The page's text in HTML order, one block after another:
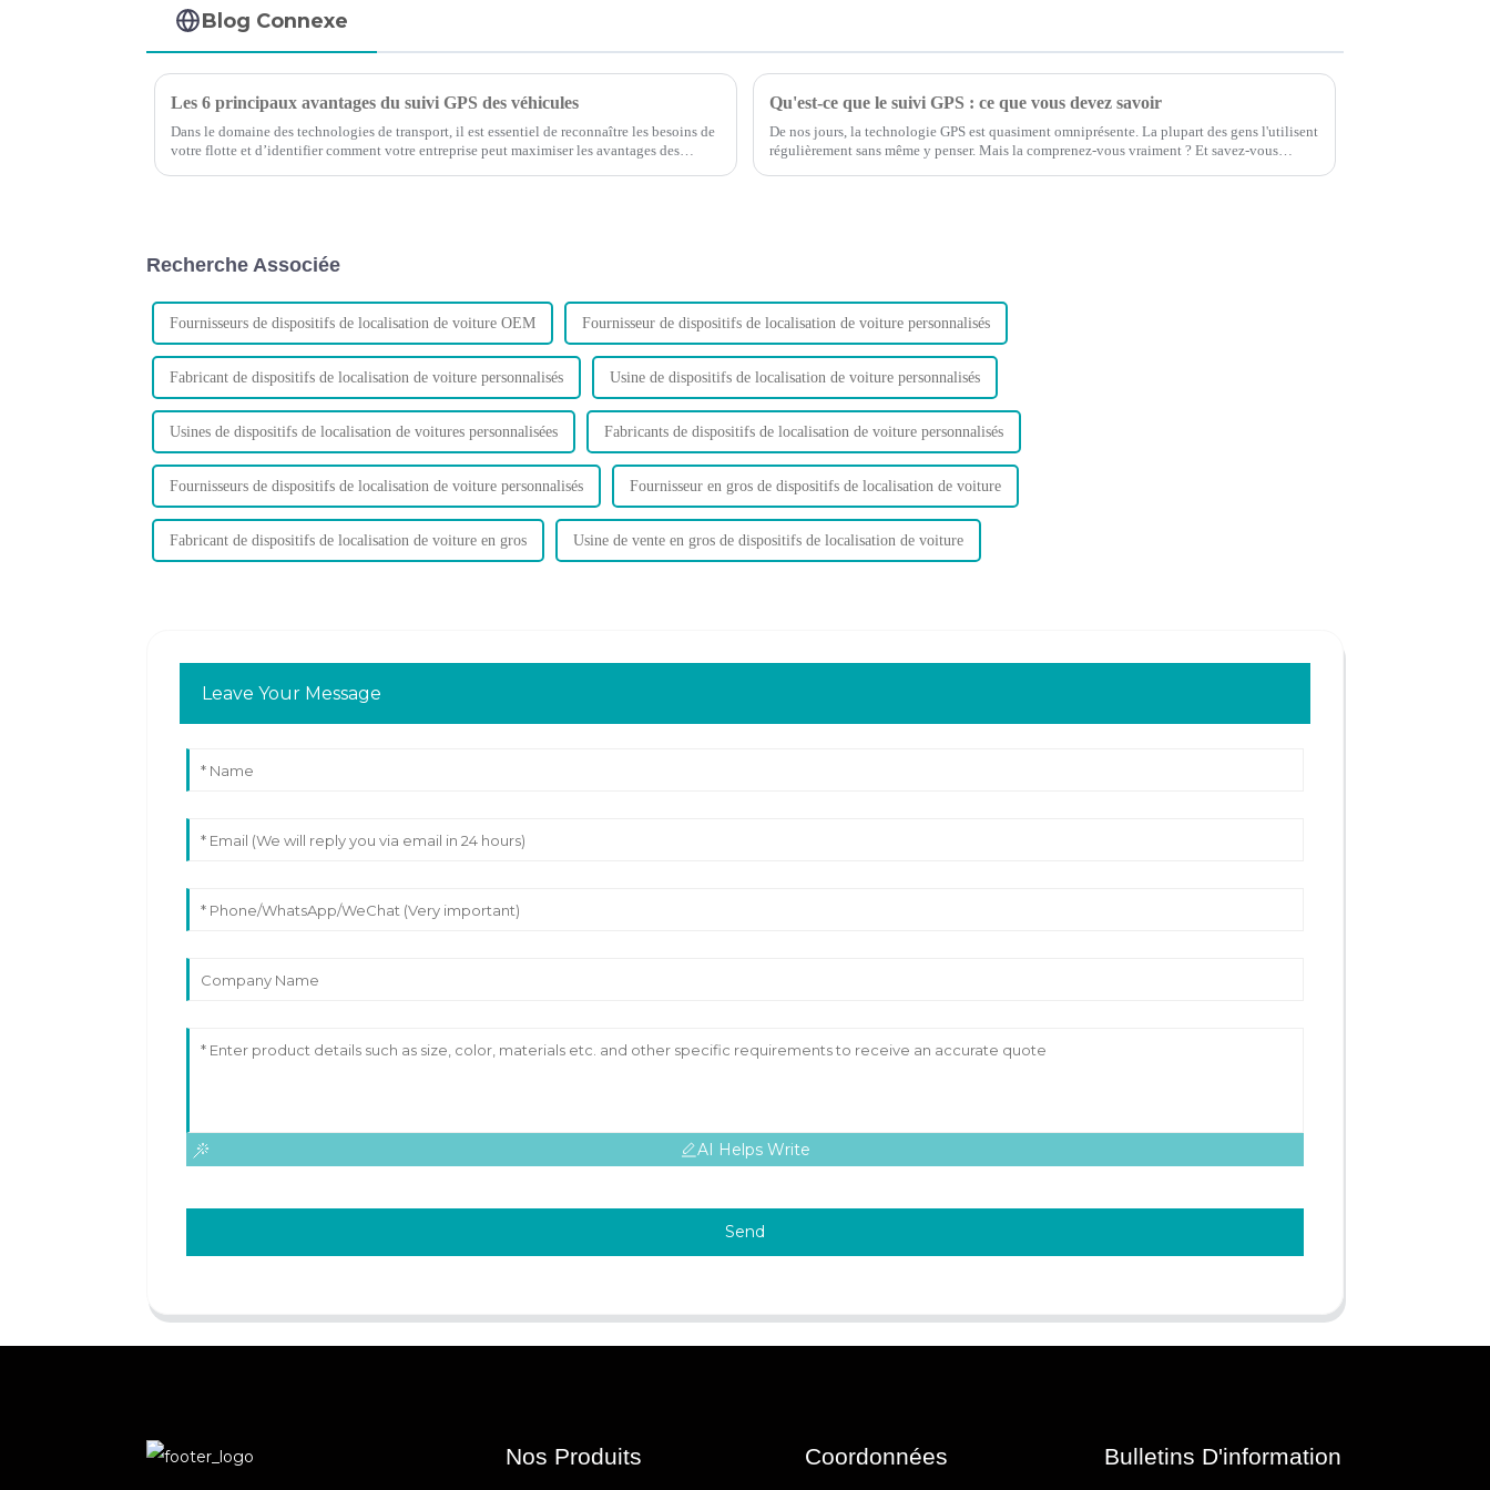
Blog Connexe
Les 6 principaux avantages du suivi GPS des véhicules
Dans le domaine des technologies de transport, il est essentiel de reconnaître les besoins de
votre flotte et d’identifier comment votre entreprise peut maximiser les avantages des
Qu'est-ce que le suivi GPS : ce que vous devez savoir
De nos jours, la technologie GPS est quasiment omniprésente. La plupart des gens l'utilisent
régulièrement sans même y penser. Mais la comprenez-vous vraiment ? Et savez-vous
Recherche Associée
Fournisseurs de dispositifs de localisation de voiture OEM Fournisseur de dispositifs de localisation de voiture personnalisés
Fabricant de dispositifs de localisation de voiture personnalisés Usine de dispositifs de localisation de voiture personnalisés
Usines de dispositifs de localisation de voitures personnalisées Fabricants de dispositifs de localisation de voiture personnalisés
Fournisseurs de dispositifs de localisation de voiture personnalisés Fournisseur en gros de dispositifs de localisation de voiture
Fabricant de dispositifs de localisation de voiture en gros Usine de vente en gros de dispositifs de localisation de voiture
Leave Your Message
AI Helps Write
Send
Nos Produits Coordonnées Bulletins D'information